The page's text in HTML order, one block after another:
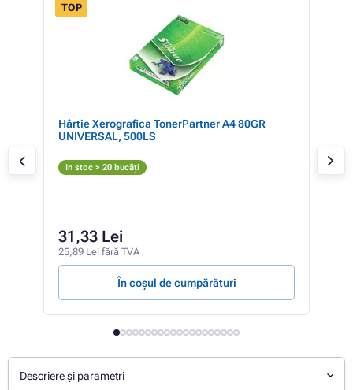
TOP
Hârtie Xerografica TonerPartner A4 80GR
UNIVERSAL, 500LS
In stoc > 20 bucăți
31,33 Lei
25,89 Lei fără TVA
În coșul de cumpărături
Descriere și parametri